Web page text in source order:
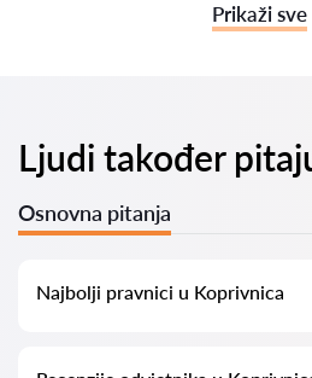
Prikaži sve
Ljudi također
Osnovna pitanja
Najbolji pravnici u Koprivnica